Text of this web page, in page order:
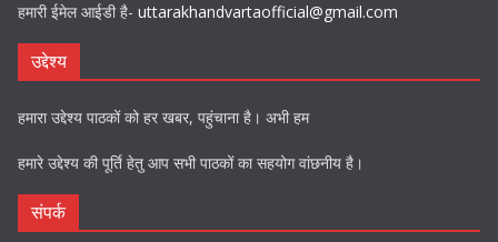
हमारी ईमेल आईडी है- uttarakhandvartaofficial@gmail.com
उद्देश्य
हमारा उद्देश्य पाठकों को हर खबर, पहुंचाना है। अभी हम
हमारे उद्देश्य की पूर्ति हेतु आप सभी पाठकों का सहयोग वांछनीय है।
संपर्क